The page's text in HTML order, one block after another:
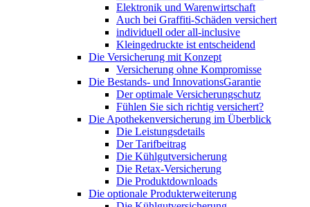
Elektronik und Warenwirtschaft
Auch bei Graffiti-Schäden versichert
individuell oder all-inclusive
Kleingedruckte ist entscheidend
Die Versicherung mit Konzept
Versicherung ohne Kompromisse
Die Bestands- und InnovationsGarantie
Der optimale Versicherungschutz
Fühlen Sie sich richtig versichert?
Die Apothekenversicherung im Überblick
Die Leistungsdetails
Der Tarifbeitrag
Die Kühlgutversicherung
Die Retax-Versicherung
Die Produktdownloads
Die optionale Produkterweiterung